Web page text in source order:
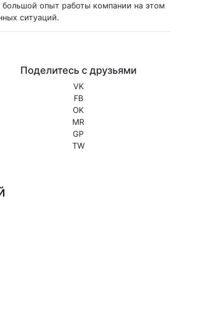
большой опыт работы компании на этом
ситуаций.
Поделитесь с друзьями
VK
FB
OK
MR
GP
TW